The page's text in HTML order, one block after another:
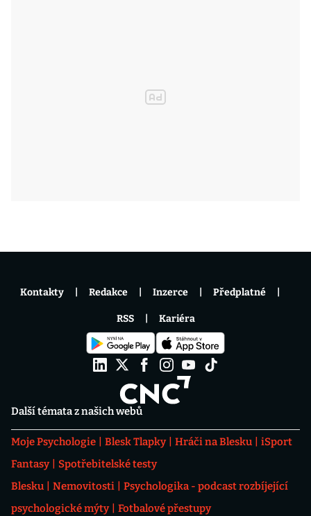
Další témata z našich webů
Moje Psychologie Blesk Tlapky Hráči na Blesku
iSport
Fantasy
Spotřebitelské testy
Blesku
Nemovitosti
Psychologika - podcast rozbíjející
psychologické mýty
Fotbalové přestupy
Kontakty Redakce Inzerce Předplatné
RSS Kariéra